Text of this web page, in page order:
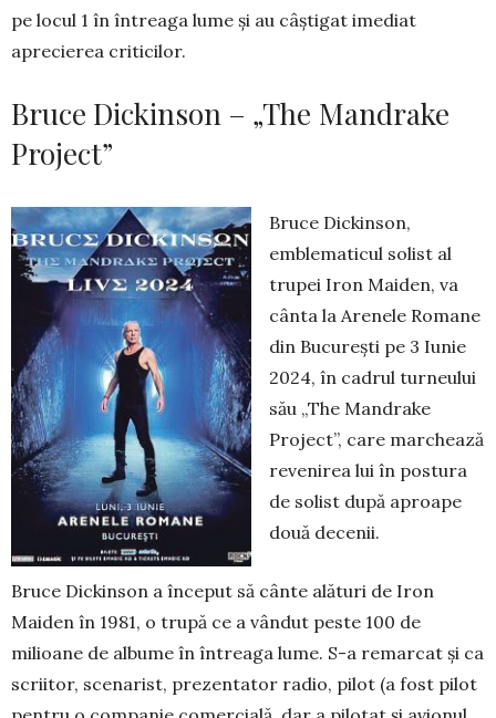
pe locul 1 în întreaga lume și au câștigat imediat
aprecierea criticilor.
Bruce Dickinson – „The Mandrake
Project”
Bruce Dickinson,
emblematicul solist al
trupei Iron Maiden, va
cânta la Arenele Romane
din Bucu­rești pe 3 Iunie
2024, în cadrul turneului
său „The Mandrake
Project”, care marchează
revenirea lui în postura
de solist după aproape
două decenii.
Bruce Dickinson a început să cânte alături de Iron
Maiden în 1981, o trupă ce a vândut peste 100 de
milioane de albume în întreaga lume. S-a re­mar­cat și ca
scriitor, scenarist, prezentator radio, pilot (a fost pilot